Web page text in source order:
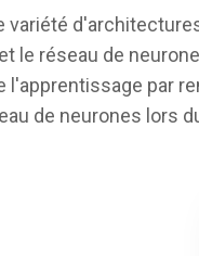
le réseau de
par
de neurones lors